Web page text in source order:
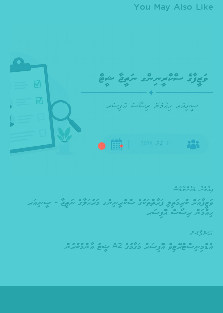
You May Also Like
އިއުލާނު, ޑައުންލޯޑްސް
ވަޒީފާއަށް ކުރިމަތިލި ފަރާތްތަކުގެ ސްކްރީނިންގ މަރުހަލާގެ ނަތީޖާ – ސީނިއަރ
ހިއުމަން ރިސޯސް އޮފިސަރ
ޑައުންލޯޑްސް
އެޑްމިނިސްޓްރޭޓިވް އޮފިސަރު މަގާމުގެ A2 ޝީޓު އާންމުކުރުން